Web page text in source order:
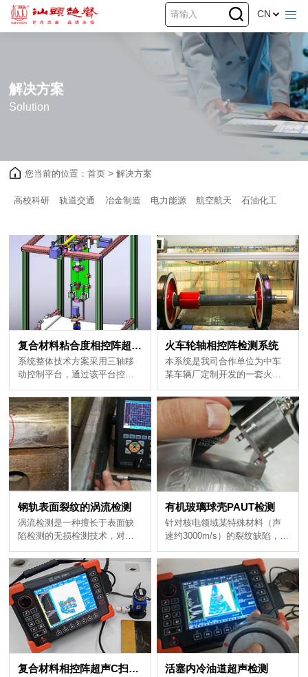
CN
解决方案
Solution
您当前的位置：首页 > 解决方案
高校科研 轨道交通 冶金制造 电力能源 航空航天 石油化工
复合材料粘合度相控阵超声检测
持超声A/B/C扫描成像......
火车轮轴相控阵检测系统
盖检测...
钢轨表面裂纹的涡流检测
向，并测量裂纹深度...
有机玻璃球壳PAUT检测
像......
复合材料相控阵超声C扫描检测 活塞内冷油道超声检测